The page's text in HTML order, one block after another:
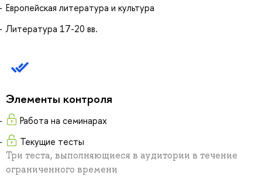
Европейская литература и культура
Литература 17-20 вв.
Элементы контроля
Работа на семинарах
Текущие тесты
Три теста, выполняющиеся в аудитории в течение
ограниченного времени